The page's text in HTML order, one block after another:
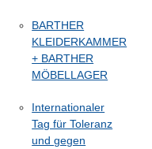
BARTHER
KLEIDERKAMMER
+ BARTHER
MÖBELLAGER
Internationaler
Tag für Toleranz
und gegen